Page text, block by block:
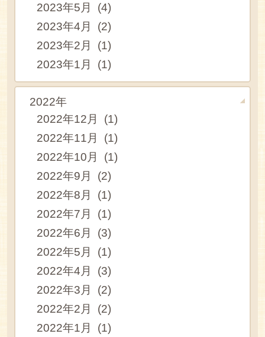
2023年5月 (4)
2023年4月 (2)
2023年2月 (1)
2023年1月 (1)
2022年
2022年12月 (1)
2022年11月 (1)
2022年10月 (1)
2022年9月 (2)
2022年8月 (1)
2022年7月 (1)
2022年6月 (3)
2022年5月 (1)
2022年4月 (3)
2022年3月 (2)
2022年2月 (2)
2022年1月 (1)